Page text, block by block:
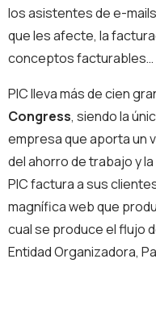
los asistentes de e-
que les afecte, la
conceptos facturables…
PIC lleva más de cien
Congress, siendo la
empresa que aporta un
del ahorro de trabajo y
PIC factura a sus
magnífica web que
cual se produce el flujo
Entidad Organizadora,